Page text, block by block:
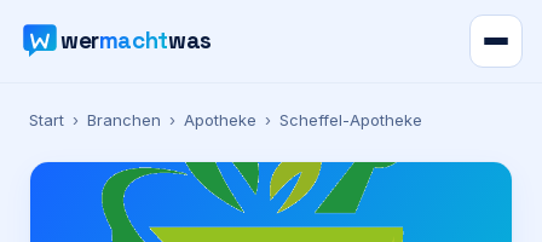
wermachtwas
Verzeichnis
Karte
Start › Branchen › Apotheke › Scheffel-Apotheke